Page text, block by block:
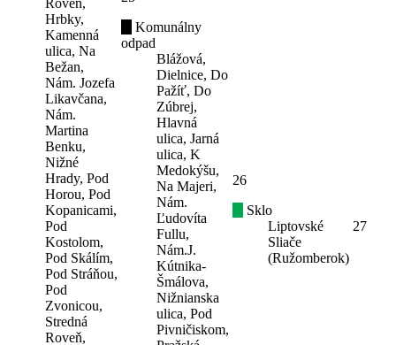
Roveň,
Hrbky,
Kamenná
ulica, Na
Bežan,
Nám. Jozefa
Likavčana,
Nám.
Martina
Benku,
Nižné
Hrady, Pod
Horou, Pod
Kopanicami,
Pod
Kostolom,
Pod Skálím,
Pod Stráňou,
Pod
Zvonicou,
Stredná
Roveň,
Komunálny
odpad
Blážová,
Dielnice, Do
Pažíť, Do
Zúbrej,
Hlavná
ulica, Jarná
ulica, K
Medokýšu,
Na Majeri,
Nám.
Ľudovíta
Fullu,
Nám.J.
Kútnika-
Šmálova,
Nižnianska
ulica, Pod
Pivničiskom,
26
Sklo
Liptovské
Sliače
(Ružomberok)
27